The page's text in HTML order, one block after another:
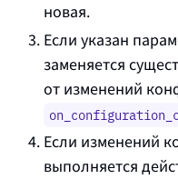
новая.
Если указан
заменяется
от изменений
Если изменений
выполняется